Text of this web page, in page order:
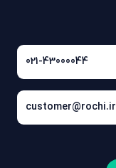
021-43000044
customer@rochi.ir